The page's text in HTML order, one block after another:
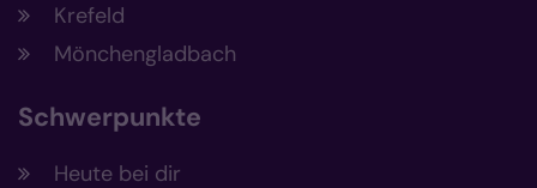
Krefeld
Mönchengladbach
Schwerpunkte
Heute bei dir